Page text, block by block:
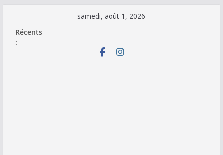
contenu
samedi, août 1, 2026
Récents
: